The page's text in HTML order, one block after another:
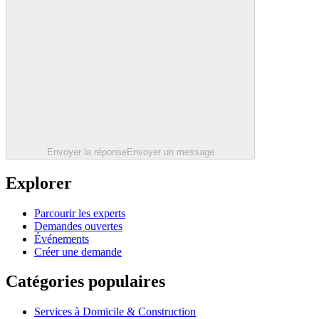
Envoyer la réponseEnvoyer un message
Explorer
Parcourir les experts
Demandes ouvertes
Événements
Créer une demande
Catégories populaires
Services à Domicile & Construction